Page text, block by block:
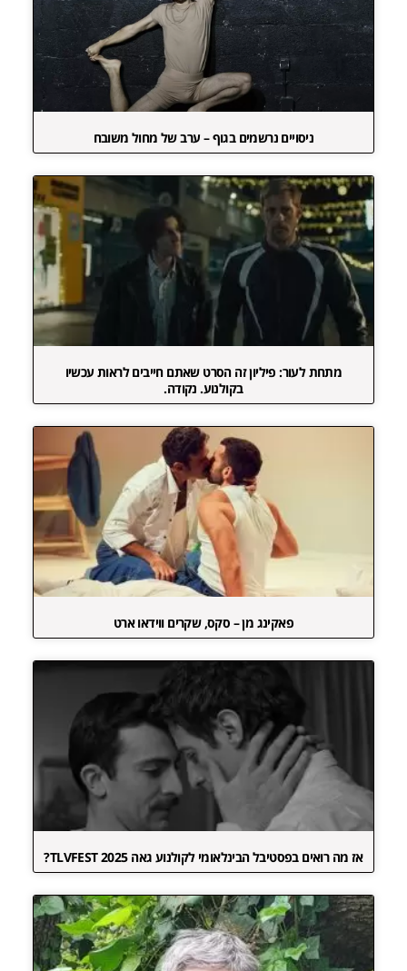
ניסויים נרשמים בגוף – ערב של מחול משובח
מתחת לעור: פיליון זה הסרט שאתם חייבים לראות עכשיו
בקולנוע. נקודה.
פאקינג מן – סקס, שקרים ווידאו ארט
אז מה רואים בפסטיבל הבינלאומי לקולנוע גאה TLVFEST 2025?